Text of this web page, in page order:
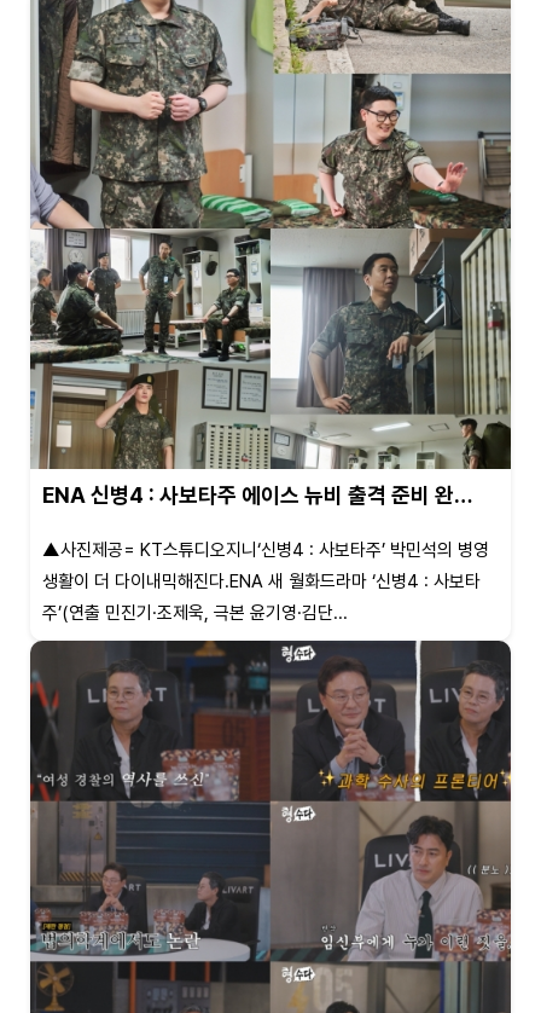
ENA 신병4 : 사보타주 에이스 뉴비 출격 준비 완…
▲사진제공= KT스튜디오지니‘신병4 : 사보타주’ 박민석의 병영
생활이 더 다이내믹해진다.ENA 새 월화드라마 ‘신병4 : 사보타
주’(연출 민진기·조제욱, 극본 윤기영·김단...